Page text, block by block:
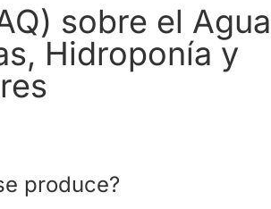
sobre el Agua
Hidroponía y
produce?